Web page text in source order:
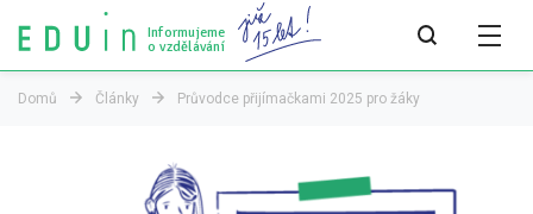
Informujeme
o vzdělávání
Všechny články
Domů Články Průvodce přijímačkami 2025 pro žáky